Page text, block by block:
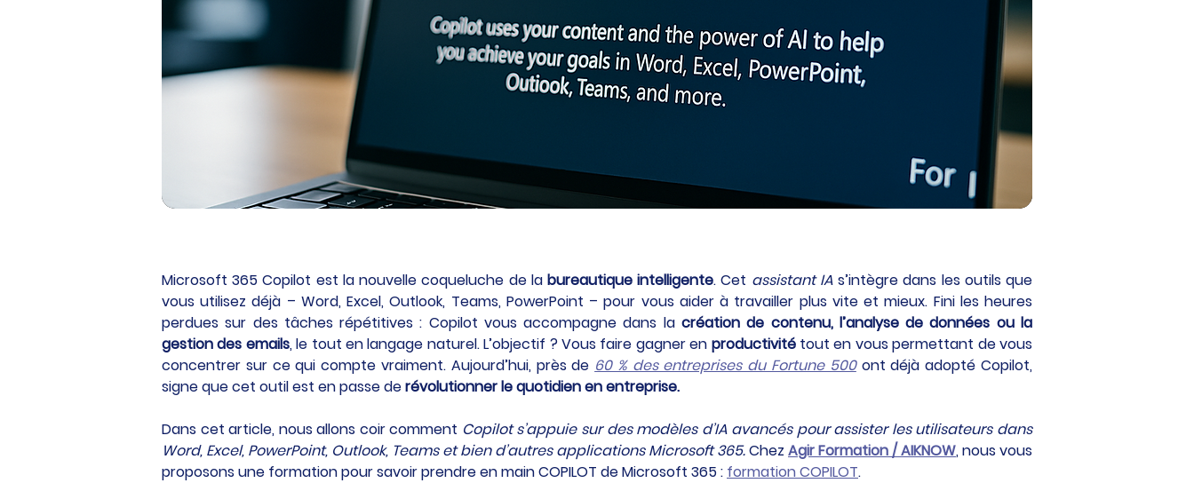
Microsoft 365 Copilot est la nouvelle coqueluche de la bureautique intelligente. Cet assistant IA s’intègre dans les outils que
vous utilisez déjà – Word, Excel, Outlook, Teams, PowerPoint – pour vous aider à travailler plus vite et mieux. Fini les heures
perdues sur des tâches répétitives : Copilot vous accompagne dans la création de contenu, l’analyse de données ou la
gestion des emails, le tout en langage naturel. L’objectif ? Vous faire gagner en productivité tout en vous permettant de vous
concentrer sur ce qui compte vraiment. Aujourd’hui, près de 60 % des entreprises du Fortune 500 ont déjà adopté Copilot,
signe que cet outil est en passe de révolutionner le quotidien en entreprise.
Dans cet article, nous allons coir comment Copilot s’appuie sur des modèles d’IA avancés pour assister les utilisateurs dans
Word, Excel, PowerPoint, Outlook, Teams et bien d’autres applications Microsoft 365. Chez Agir Formation / AIKNOW, nous vous
proposons une formation pour savoir prendre en main COPILOT de Microsoft 365 : formation COPILOT.